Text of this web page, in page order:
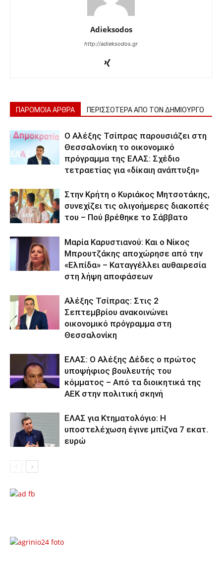
Adieksodos
http://adieksodos.gr
ΠΑΡΟΜΟΙΑ ΑΡΘΡΑ ΠΕΡΙΣΣΟΤΕΡΑ ΑΠΟ ΤΟΝ ΔΗΜΙΟΥΡΓΟ
Ο Αλέξης Τσίπρας παρουσιάζει στη
Θεσσαλονίκη το οικονομικό
πρόγραμμα της ΕΛΑΣ: Σχέδιο
τετραετίας για «δίκαιη ανάπτυξη»
Στην Κρήτη ο Κυριάκος Μητσοτάκης,
συνεχίζει τις ολιγοήμερες διακοπές
του – Πού βρέθηκε το Σάββατο
Μαρία Καρυστιανού: Και ο Νίκος
Μπρουτζάκης αποχώρησε από την
«Ελπίδα» – Καταγγέλλει αυθαιρεσία
στη λήψη αποφάσεων
Αλέξης Τσίπρας: Στις 2
Σεπτεμβρίου ανακοινώνει
οικονομικό πρόγραμμα στη
Θεσσαλονίκη
ΕΛΑΣ: Ο Αλέξης Δέδες ο πρώτος
υποψήφιος βουλευτής του
κόμματος – Από τα διοικητικά της
ΑΕΚ στην πολιτική σκηνή
ΕΛΑΣ για Κτηματολόγιο: Η
υποστελέχωση έγινε μπίζνα 7 εκατ.
ευρώ